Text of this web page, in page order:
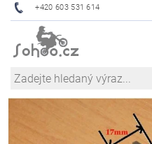
+420 603 531 614